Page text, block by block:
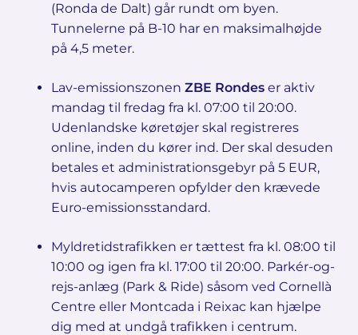
(Ronda de Dalt) går rundt om byen.
Tunnelerne på B-10 har en maksimalhøjde
på 4,5 meter.
Lav-emissionszonen ZBE Rondes er aktiv
mandag til fredag fra kl. 07:00 til 20:00.
Udenlandske køretøjer skal registreres
online, inden du kører ind. Der skal desuden
betales et administrationsgebyr på 5 EUR,
hvis autocamperen opfylder den krævede
Euro-emissionsstandard.
Myldretidstrafikken er tættest fra kl. 08:00 til
10:00 og igen fra kl. 17:00 til 20:00. Parkér-og-
rejs-anlæg (Park & Ride) såsom ved Cornellà
Centre eller Montcada i Reixac kan hjælpe
dig med at undgå trafikken i centrum.